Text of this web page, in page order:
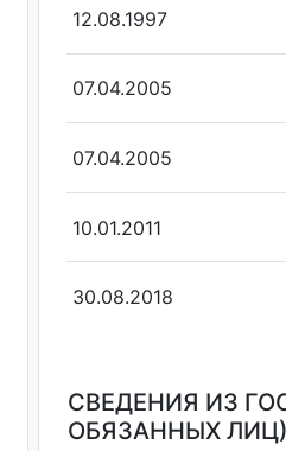
12.08.1997
07.04.2005
07.04.2005
10.01.2011
30.08.2018
СВЕДЕНИЯ ИЗ
ОБЯЗАННЫХ